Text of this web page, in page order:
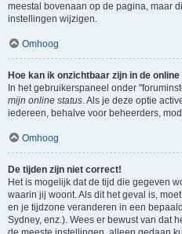
meestal bovenaan op de pagina, maar
instellingen wijzigen.
Omhoog
Hoe kan ik onzichtbaar zijn in de
In het gebruikerspaneel onder
mijn online status. Als je deze optie
iedereen, behalve voor beheerders,
Omhoog
De tijden zijn niet correct!
Het is mogelijk dat de tijd die gegeven
waarin jij woont. Als dit het geval is,
en je tijdzone veranderen in een
Sydney, enz.). Wees er bewust van dat